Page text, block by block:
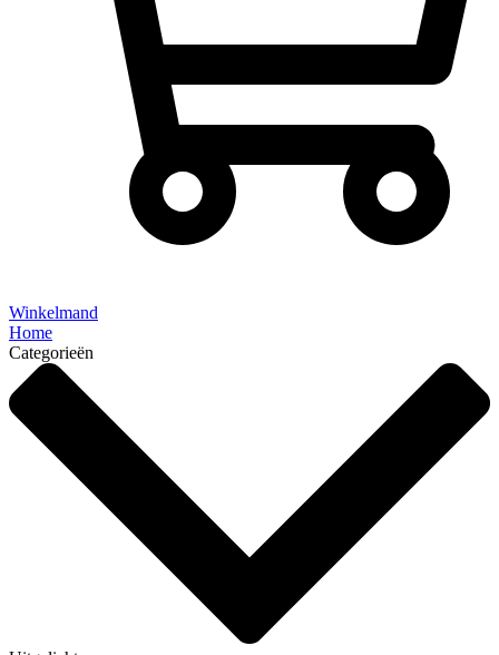
Winkelmand
Home
Categorieën